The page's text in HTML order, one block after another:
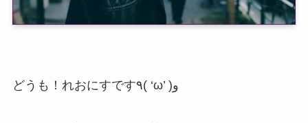
どうも！れおにすです٩( ‘ω’ )و